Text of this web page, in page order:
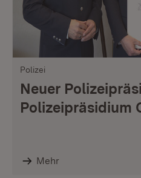
Polizei
Neuer
Polizeipräsidium
Mehr